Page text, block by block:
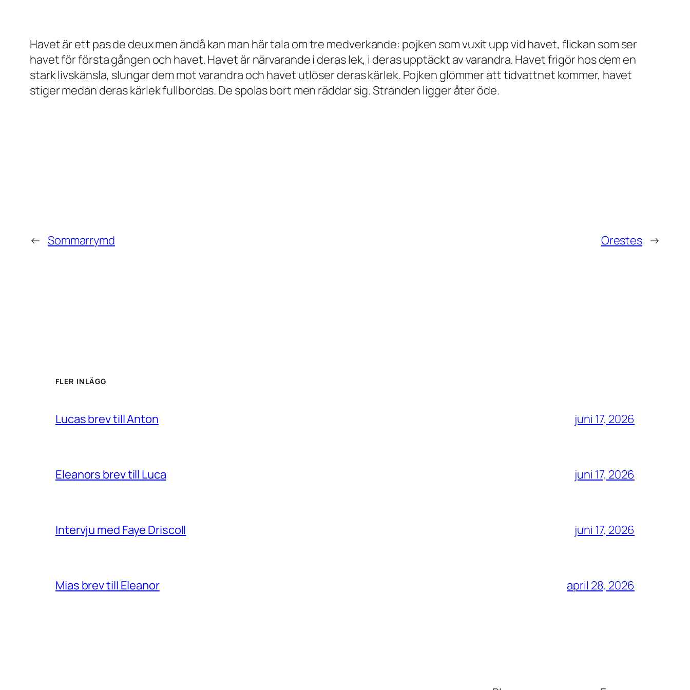
Havetär ett pas de deux men ändå kan man här tala om tre medverkande: pojken som vuxit upp vid havet, flickan som ser
havet för första gången och havet. Havet är närvarande i deras lek, i deras upptäckt av varandra. Havet frigör hos dem en
stark livskänsla, slungar dem mot varandra och havet utlöser deras kärlek. Pojken glömmer att tidvattnet kommer, havet
stiger medan deras kärlek fullbordas. De spolas bort men räddar sig. Stranden ligger åter öde.
← Sommarrymd Orestes →
FLER INLÄGG
Lucas brev till Anton juni 17, 2026
Eleanors brev till Luca juni 17, 2026
Intervju med Faye Driscoll juni 17, 2026
Mias brev till Eleanor april 28, 2026